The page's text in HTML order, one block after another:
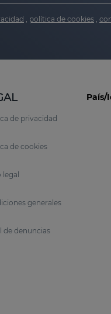
política de cookies
de privacidad
de cookies
legal
generales
de denuncias
País/